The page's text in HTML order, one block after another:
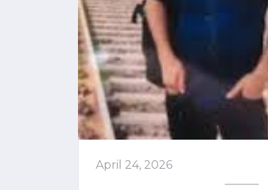
April 24, 2026